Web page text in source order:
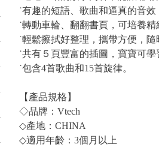
˙有趣的短語、歌曲和逼真的音
˙轉動車輪、翻翻書頁，可培養
˙輕鬆擦拭好整理，攜帶方便，
˙共有５頁豐富的插圖，寶寶可學
˙包含4首歌曲和15首旋律。
【產品規格】
◇品牌：Vtech
◇產地：CHINA
◇適用年齡：3個月以上